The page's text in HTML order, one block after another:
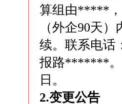
算组由*****，
（外企90天
续。联系电话
报路*******。
日。
2.变更公告